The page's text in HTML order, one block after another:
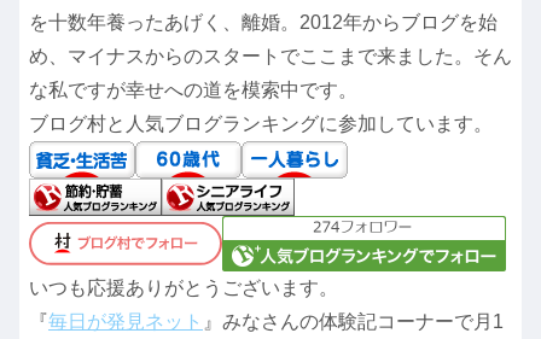
を十数年養ったあげく、離婚。2012年からブログを始
め、マイナスからのスタートでここまで来ました。そん
な私ですが幸せへの道を模索中です。
ブログ村と人気ブログランキングに参加しています。
いつも応援ありがとうございます。
『毎日が発見ネット 』みなさんの体験記コーナーで月1